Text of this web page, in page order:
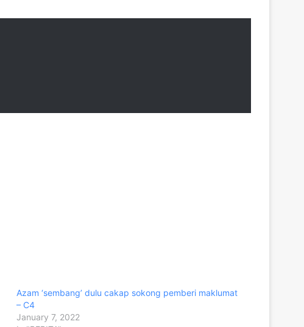
Azam ‘sembang’ dulu cakap sokong pemberi maklumat
– C4
January 7, 2022